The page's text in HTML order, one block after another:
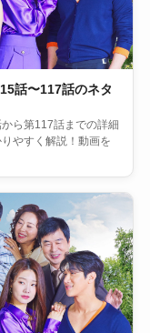
話〜117話のネタ
ら第117話までの詳細
やすく解説！動画を